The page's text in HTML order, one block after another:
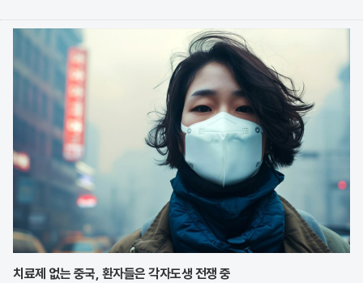
앞세워 시장 점유율 확대에 박차를 가하고
치료제 없는 중국, 환자들은 각자도생 전쟁 중